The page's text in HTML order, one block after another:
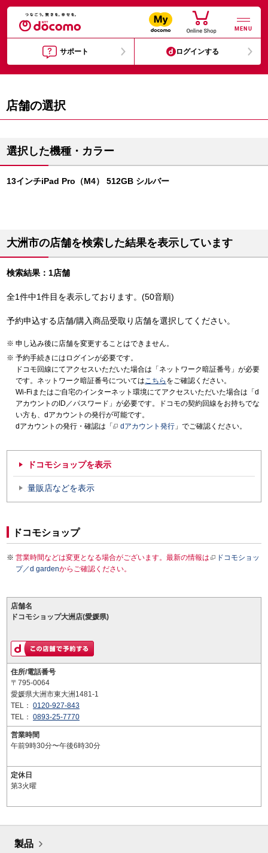
MENU
サポート ログインする
店舗の選択
選択した機種・カラー
13インチiPad Pro（M4） 512GB シルバー
大洲市の店舗を検索した結果を表示しています
検索結果：1店舗
全1件中1件目を表示しております。(50音順)
予約申込する店舗/購入商品受取り店舗を選択してください。
申し込み後に店舗を変更することはできません。
予約手続きにはログインが必要です。
ドコモ回線にてアクセスいただいた場合は「ネットワーク暗証番号」が必要
です。ネットワーク暗証番号についてはこちら をご確認ください。
Wi-Fiまたはご自宅のインターネット環境にてアクセスいただいた場合は「d
アカウントのID／パスワード」が必要です。ドコモの契約回線をお持ちでな
い方も、dアカウントの発行が可能です。
dアカウントの発行・確認は「
dアカウント発行 」でご確認ください。
ドコモショップを表示
量販店などを表示
ドコモショップ
営業時間などは変更となる場合がございます。最新の情報は
ドコモショッ
プ／d gardenからご確認ください。
店舗名
ドコモショップ大洲店(愛媛県)
住所/電話番号
〒795-0064
愛媛県大洲市東大洲1481-1
TEL： 0120-927-843
TEL： 0893-25-7770
営業時間
午前9時30分〜午後6時30分
定休日
第3火曜
製品